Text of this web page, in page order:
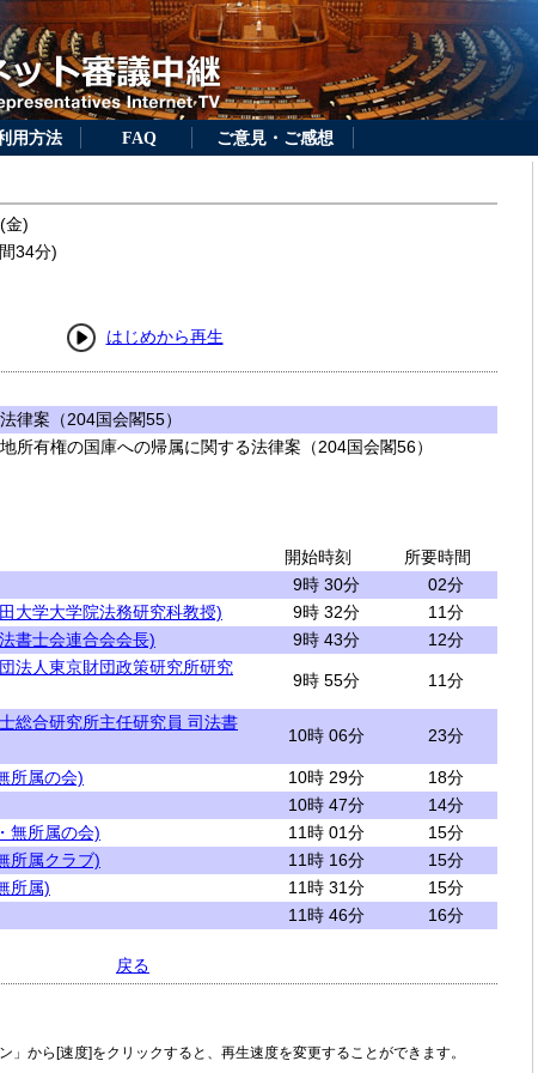
用方法 FAQ ご意見・ご感想
金)
34分)
はじめから再生
律案（204国会閣55）
所有権の国庫への帰属に関する法律案（204国会閣56）
開始時刻
所要時間
9時 30分
02分
大学大学院法務研究科教授)
9時 32分
11分
書士会連合会会長)
9時 43分
12分
法人東京財団政策研究所研究
9時 55分 11分
総合研究所主任研究員 司法書
10時 06分 23分
所属の会) 10時 29分
18分
10時 47分
14分
無所属の会)
11時 01分
15分
所属クラブ)
11時 16分
15分
所属)
11時 31分
15分
11時 46分 16分
戻る
」から[速度]をクリックすると、再生速度を変更することができます。